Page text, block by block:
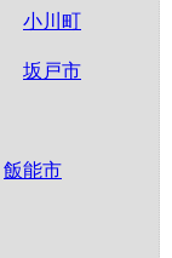
小川町
坂戸市
飯能市